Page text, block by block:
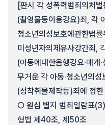
[판시 각 성폭력범죄의처
(촬영물등이용강요)죄, 각
청소년의성보호에관한법
미성년자의제유사강간죄,
(아동에대한음행강요·매개
무거운 각 아동·청소년의
(성착취물제작등)죄에 정
○ 원심 별지 범죄일람표
형법 제40조, 제50조